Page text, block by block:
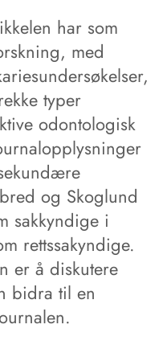
har som
med
typer
odontologisk
og Skoglund
sakkyndige i
rettssakyndige.
er å diskutere
bidra til en